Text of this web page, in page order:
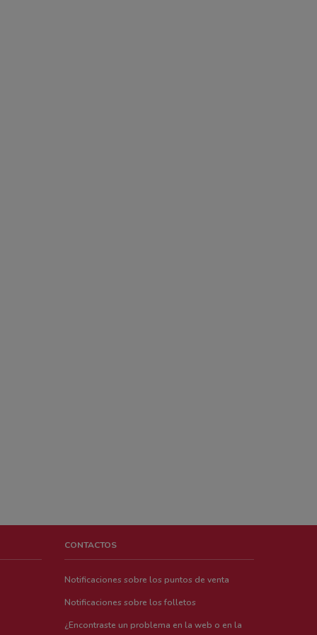
CONTACTOS
Notificaciones sobre los puntos de venta
Notificaciones sobre los folletos
¿Encontraste un problema en la web o en la